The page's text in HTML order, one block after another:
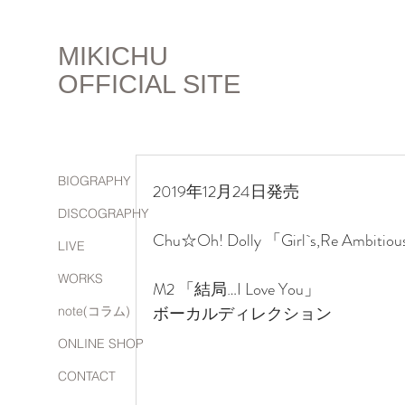
BIOGRAPHY
DISCOGRAPHY
LIVE
WORKS
note(コラム)
ONLINE SHOP
CONTACT
MIKICHU
OFFICIAL SITE
2019年12月24日発売
Chu☆Oh! Dolly 「Girl`s,Re
M2 「結局…I Love You」
ボーカルディレクション